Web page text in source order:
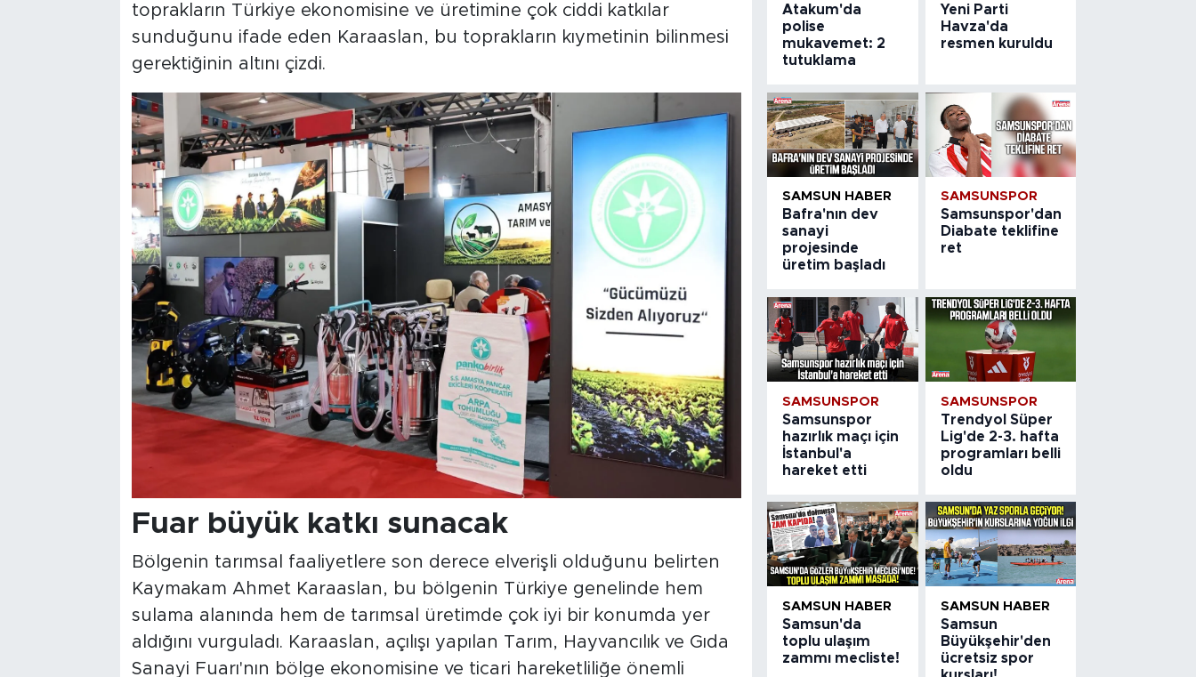
toprakların Türkiye ekonomisine ve üretimine çok ciddi katkılar
sunduğunu ifade eden Karaaslan, bu toprakların kıymetinin bilinmesi
gerektiğinin altını çizdi.
Fuar büyük katkı sunacak
Bölgenin tarımsal faaliyetlere son derece elverişli olduğunu belirten
Kaymakam Ahmet Karaaslan, bu bölgenin Türkiye genelinde hem
sulama alanında hem de tarımsal üretimde çok iyi bir konumda yer
aldığını vurguladı. Karaaslan, açılışı yapılan Tarım, Hayvancılık ve Gıda
Sanayi Fuarı'nın bölge ekonomisine ve ticari hareketliliğe önemli
Atakum'da
polise
mukavemet: 2
tutuklama
Yeni Parti
Havza'da
resmen kuruldu
SAMSUN HABER
Bafra'nın dev
sanayi
projesinde
üretim başladı
SAMSUNSPOR
Samsunspor'dan
Diabate teklifine
ret
SAMSUNSPOR
Samsunspor
hazırlık maçı için
İstanbul'a
hareket etti
SAMSUNSPOR
Trendyol Süper
Lig'de 2-3. hafta
programları belli
oldu
SAMSUN HABER
Samsun'da
toplu ulaşım
zammı mecliste!
SAMSUN HABER
Samsun
Büyükşehir'den
ücretsiz spor